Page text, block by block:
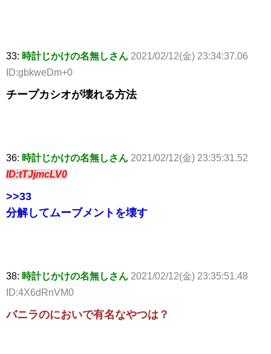
33: 時計じかけの名無しさん 2021/02/12(金) 23:34:37.06
ID:gbkweDm+0
チープカシオが壊れる方法
36: 時計じかけの名無しさん 2021/02/12(金) 23:35:31.52
ID:tTJjmcLV0
>>33
分解してムーブメントを壊す
38: 時計じかけの名無しさん 2021/02/12(金) 23:35:51.48
ID:4X6dRnVM0
バニラのにおいで有名なやつは？